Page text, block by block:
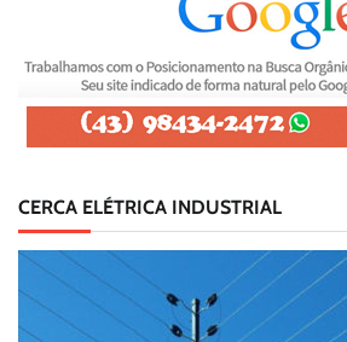
CERCA ELÉTRICA INDUSTRIAL